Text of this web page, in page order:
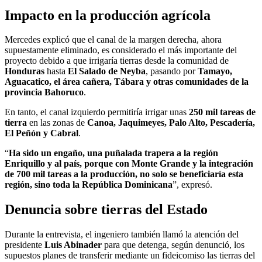
Impacto en la producción agrícola
Mercedes explicó que el canal de la margen derecha, ahora
supuestamente eliminado, es considerado el más importante del
proyecto debido a que irrigaría tierras desde la comunidad de
Honduras hasta El Salado de Neyba, pasando porTamayo,
Aguacatico, el área cañera, Tábara y otras comunidades de la
provincia Bahoruco.
En tanto, el canal izquierdo permitiría irrigar unas 250 mil tareas de
tierra en las zonas de Canoa, Jaquimeyes, Palo Alto, Pescadería,
El Peñón y Cabral.
“Ha sido un engaño, una puñalada trapera a la región
Enriquillo y al país, porque con Monte Grande y la integración
de 700 mil tareas a la producción, no solo se beneficiaría esta
región, sino toda la República Dominicana”, expresó.
Denuncia sobre tierras del Estado
Durante la entrevista, el ingeniero también llamó la atención del
presidente Luis Abinader para que detenga, según denunció, los
supuestos planes de transferir mediante un fideicomiso las tierras del